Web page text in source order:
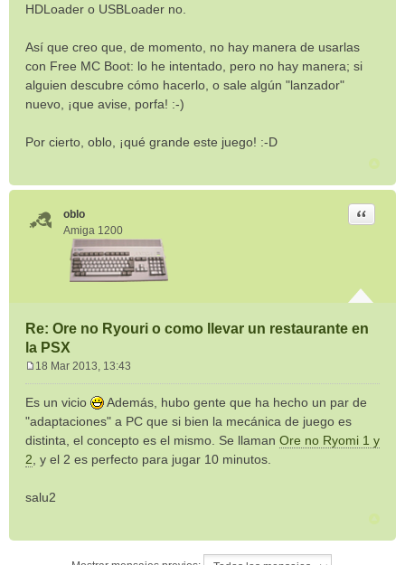
j
HDLoader o USBLoader no.
Así que creo que, de momento, no hay manera de usarlas
con Free MC Boot: lo he intentado, pero no hay manera; si
alguien descubre cómo hacerlo, o sale algún "lanzador"
nuevo, ¡que avise, porfa! :-)
Por cierto, oblo, ¡qué grande este juego! :-D
oblo
Amiga 1200
Re: Ore no Ryouri o como llevar un restaurante en
la PSX
Citar
n
s
a
18 Mar 2013, 13:43
Es un vicio
Además, hubo gente que ha hecho un par de
"adaptaciones" a PC que si bien la mecánica de juego es
distinta, el concepto es el mismo. Se llaman Ore no Ryomi 1 y
2 , y el 2 es perfecto para jugar 10 minutos.
salu2